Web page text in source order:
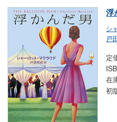
浮
シ
戸
定
在
初